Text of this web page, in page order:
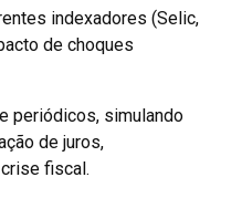
indexadores (Selic,
de choques
periódicos, simulando
de juros,
fiscal.